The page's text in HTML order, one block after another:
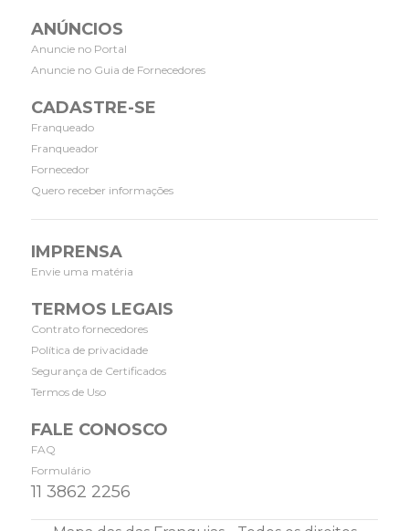
ANÚNCIOS
Anuncie no Portal
Anuncie no Guia de Fornecedores
CADASTRE-SE
Franqueado
Franqueador
Fornecedor
Quero receber informações
IMPRENSA
Envie uma matéria
TERMOS LEGAIS
Contrato fornecedores
Política de privacidade
Segurança de Certificados
Termos de Uso
FALE CONOSCO
FAQ
Formulário
11 3862 2256